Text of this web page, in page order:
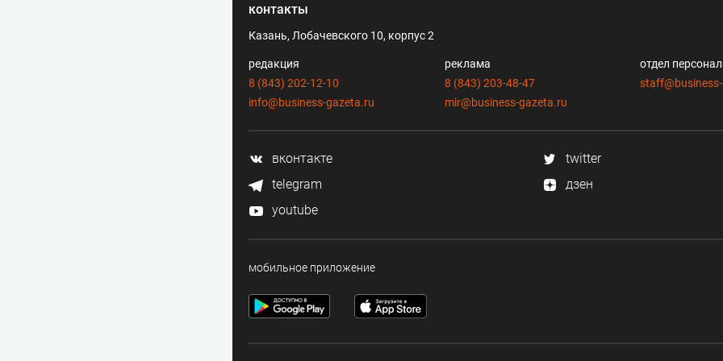
контакты
Казань, Лобачевского 10, корпус 2
редакция
8 (843) 202-12-10
info@business-gazeta.ru
реклама
8 (843) 203-48-47
mir@business-gazeta.ru
отдел
вконтакте
twitter
telegram
дзен
youtube
мобильное приложение